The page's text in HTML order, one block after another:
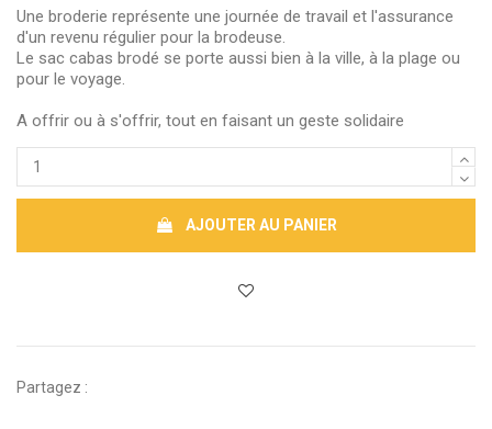
Une broderie représente une journée de travail et l'assurance
d'un revenu régulier pour la brodeuse.
Le sac cabas brodé se porte aussi bien à la ville, à la plage ou
pour le voyage.
A offrir ou à s'offrir, tout en faisant un geste solidaire
AJOUTER AU PANIER
Partagez :